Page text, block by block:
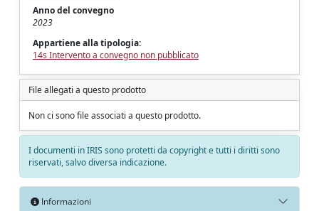
Anno del convegno
2023
Appartiene alla tipologia:
14s Intervento a convegno non pubblicato
File allegati a questo prodotto
Non ci sono file associati a questo prodotto.
I documenti in IRIS sono protetti da copyright e tutti i diritti sono
riservati, salvo diversa indicazione.
Informazioni